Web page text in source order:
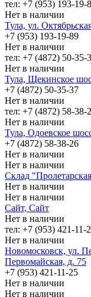
тел: +7 (953) 193-19-
Нет в наличии
Тула, ул.
+7 (953) 193-19-89
Нет в наличии
тел: +7 (4872) 50-35-
Нет в наличии
Тула, Щекинское
+7 (4872) 50-35-37
Нет в наличии
тел: +7 (4872) 58-38-
Нет в наличии
Тула, Одоевское
+7 (4872) 58-38-26
Нет в наличии
Нет в наличии
Склад
Нет в наличии
Нет в наличии
Сайт, Сайт
Нет в наличии
тел: +7 (953) 421-11-
Нет в наличии
Новомосковск, ул.
Первомайская, д. 75
+7 (953) 421-11-25
Нет в наличии
Нет в наличии